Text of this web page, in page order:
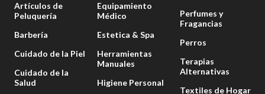
Artículos de
Peluquería
Barbería
Cuidado de la Piel
Cuidado de la
Salud
Equipamiento
Médico
Estetica & Spa
Herramientas
Manuales
Higiene Personal
Perfumes y
Fragancias
Perros
Terapias
Alternativas
Textiles de Hogar